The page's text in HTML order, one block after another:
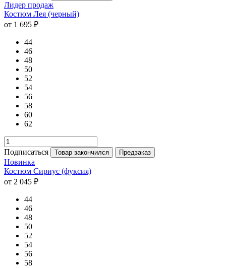
Лидер продаж
Костюм Лея (черный)
от 1 695 ₽
44
46
48
50
52
54
56
58
60
62
Подписаться Товар закончился Предзаказ
Новинка
Костюм Сириус (фуксия)
от 2 045 ₽
44
46
48
50
52
54
56
58